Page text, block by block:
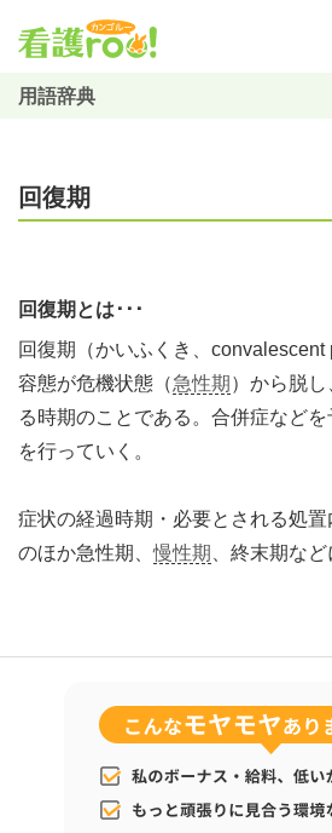
用語辞典
回復期
回復期とは･･･
回復期（かいふくき、
容態が危機状態（急性期 ）から脱
る時期のことである。合併症などを
を行っていく。
症状の経過時期・必要とされる処
のほか急性期、慢性期 、終末期な